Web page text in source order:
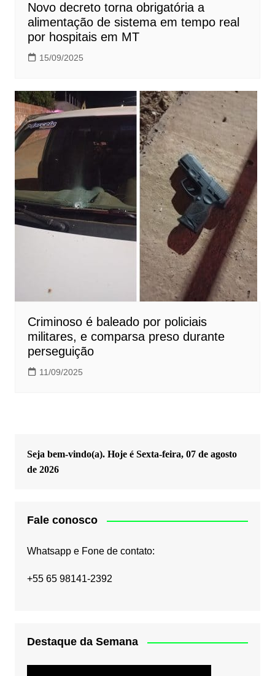
Novo decreto torna obrigatória a
alimentação de sistema em tempo real
por hospitais em MT
15/09/2025
Criminoso é baleado por policiais
militares, e comparsa preso durante
perseguição
11/09/2025
Seja bem-vindo(a). Hoje é Sexta-feira, 07 de agosto
de 2026
Fale conosco
Whatsapp e Fone de contato:
+55 65 98141-2392
Destaque da Semana